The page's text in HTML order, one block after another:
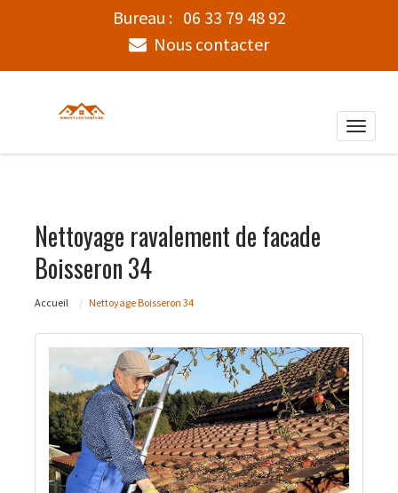
Bureau : 06 33 79 48 92
Nous contacter
Toggle
Nettoyage ravalement de facade
Boisseron 34
Accueil Nettoyage Boisseron 34